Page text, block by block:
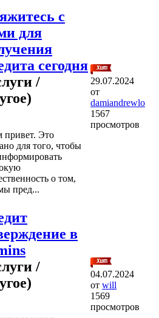
с
для
сегодня
/
привет. Это
для того, чтобы
о том,
пред...
29.07.2024
от
damiandrewlo
1567
просмотров
в
/
04.07.2024
от will
1569
просмотров